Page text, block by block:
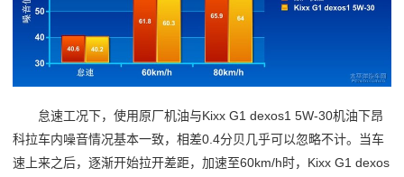
怠速工况下，使用原厂机油与Kixx G1 dexos1 5W-30机油下昂
科拉车内噪音情况基本一致，相差0.4分贝几乎可以忽略不计。当车
速上来之后，逐渐开始拉开差距，加速至60km/h时，Kixx G1 dexos